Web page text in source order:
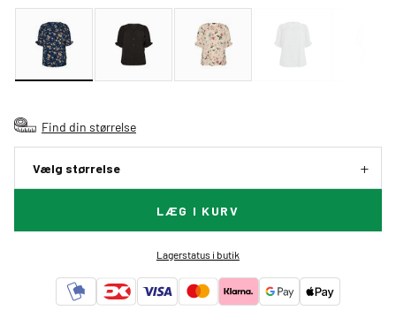
Find din størrelse
Vælg størrelse
LÆG I KURV
Lagerstatus i butik